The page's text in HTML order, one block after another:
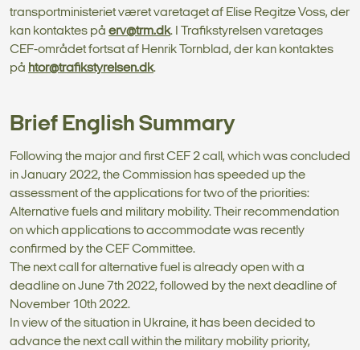
transportministeriet været varetaget af Elise Regitze Voss, der
kan kontaktes på erv@trm.dk. I Trafikstyrelsen varetages
CEF-området fortsat af Henrik Tornblad, der kan kontaktes
på htor@trafikstyrelsen.dk.
Brief English Summary
Following the major and first CEF 2 call, which was concluded
in January 2022, the Commission has speeded up the
assessment of the applications for two of the priorities:
Alternative fuels and military mobility. Their recommendation
on which applications to accommodate was recently
confirmed by the CEF Committee.
The next call for alternative fuel is already open with a
deadline on June 7th 2022, followed by the next deadline of
November 10th 2022.
In view of the situation in Ukraine, it has been decided to
advance the next call within the military mobility priority,